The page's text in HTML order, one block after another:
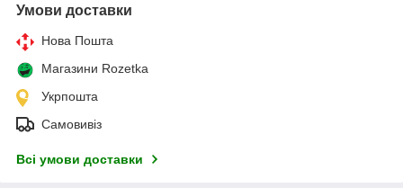
Умови доставки
Нова Пошта
Магазини Rozetka
Укрпошта
Самовивіз
Всі умови доставки